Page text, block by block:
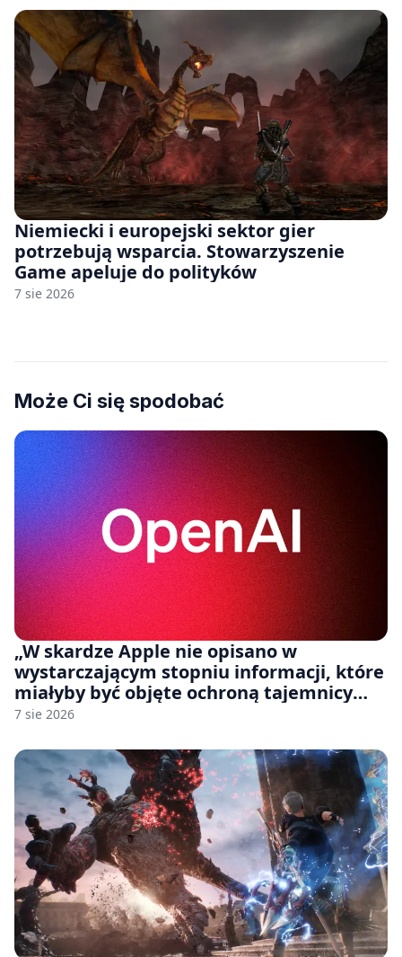
Niemiecki i europejski sektor gier
potrzebują wsparcia. Stowarzyszenie
Game apeluje do polityków
7 sie 2026
Może Ci się spodobać
„W skardze Apple nie opisano w
wystarczającym stopniu informacji, które
miałyby być objęte ochroną tajemnicy
handlowej”. OpenAI żąda odrzucenia
7 sie 2026